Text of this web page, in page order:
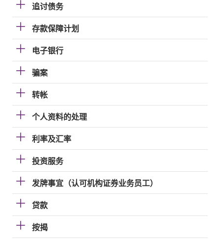
追讨债务
存款保障计划
电子银行
骗案
转帐
个人资料的处理
利率及汇率
投资服务
发牌事宜（认可机构证券业务员工）
贷款
按揭